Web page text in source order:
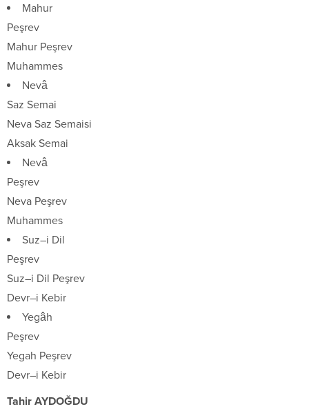
Mahur
Peşrev
Mahur Peşrev
Muhammes
Nevâ
Saz Semai
Neva Saz Semaisi
Aksak Semai
Nevâ
Peşrev
Neva Peşrev
Muhammes
Suz–i Dil
Peşrev
Suz–i Dil Peşrev
Devr–i Kebir
Yegâh
Peşrev
Yegah Peşrev
Devr–i Kebir
Tahir AYDOĞDU